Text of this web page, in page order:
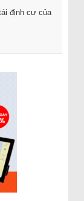
định cư của